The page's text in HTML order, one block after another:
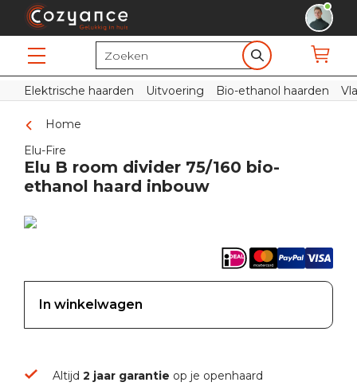
Elektrische haarden Uitvoering Bio-ethanol haarden
Home
Elu-Fire
Elu B room divider 75/160 bio-
ethanol haard inbouw
In winkelwagen
Altijd 2 jaar garantie op je openhaard